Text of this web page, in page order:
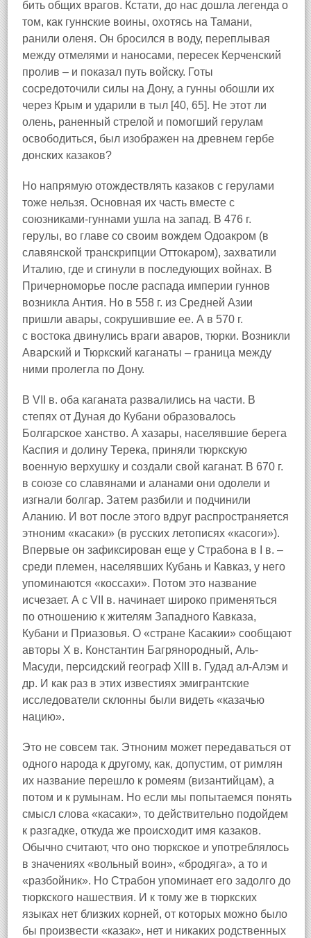
бить общих врагов. Кстати, до нас дошла легенда о
том, как гуннские воины, охотясь на Тамани,
ранили оленя. Он бросился в воду, переплывая
между отмелями и наносами, пересек Керченский
пролив – и показал путь войску. Готы
сосредоточили силы на Дону, а гунны обошли их
через Крым и ударили в тыл [40, 65]. Не этот ли
олень, раненный стрелой и помогший герулам
освободиться, был изображен на древнем гербе
донских казаков?
Но напрямую отождествлять казаков с герулами
тоже нельзя. Основная их часть вместе с
союзниками-гуннами ушла на запад. В 476 г.
герулы, во главе со своим вождем Одоакром (в
славянской транскрипции Оттокаром), захватили
Италию, где и сгинули в последующих войнах. В
Причерноморье после распада империи гуннов
возникла Антия. Но в 558 г. из Средней Азии
пришли авары, сокрушившие ее. А в 570 г.
с востока двинулись враги аваров, тюрки. Возникли
Аварский и Тюркский каганаты – граница между
ними пролегла по Дону.
В VII в. оба каганата развалились на части. В
степях от Дуная до Кубани образовалось
Болгарское ханство. А хазары, населявшие берега
Каспия и долину Терека, приняли тюркскую
военную верхушку и создали свой каганат. В 670 г.
в союзе со славянами и аланами они одолели и
изгнали болгар. Затем разбили и подчинили
Аланию. И вот после этого вдруг распространяется
этноним «касаки» (в русских летописях «касоги»).
Впервые он зафиксирован еще у Страбона в I в. –
среди племен, населявших Кубань и Кавказ, у него
упоминаются «коссахи». Потом это название
исчезает. А с VII в. начинает широко применяться
по отношению к жителям Западного Кавказа,
Кубани и Приазовья. О «стране Касакии» сообщают
авторы Х в. Константин Багрянородный, Аль-
Масуди, персидский географ XIII в. Гудад ал-Алэм и
др. И как раз в этих известиях эмигрантские
исследователи склонны были видеть «казачью
нацию».
Это не совсем так. Этноним может передаваться от
одного народа к другому, как, допустим, от римлян
их название перешло к ромеям (византийцам), а
потом и к румынам. Но если мы попытаемся понять
смысл слова «касаки», то действительно подойдем
к разгадке, откуда же происходит имя казаков.
Обычно считают, что оно тюркское и употреблялось
в значениях «вольный воин», «бродяга», а то и
«разбойник». Но Страбон упоминает его задолго до
тюркского нашествия. И к тому же в тюркских
языках нет близких корней, от которых можно было
бы произвести «казак», нет и никаких родственных